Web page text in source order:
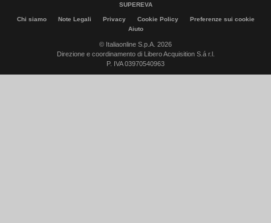
SUPEREVA
Chi siamo Note Legali Privacy Cookie Policy
Preferenze sui cookie
Aiuto
© Italiaonline S.p.A. 2026
Direzione e coordinamento di Libero Acquisition S.á r.l.
P. IVA 03970540963